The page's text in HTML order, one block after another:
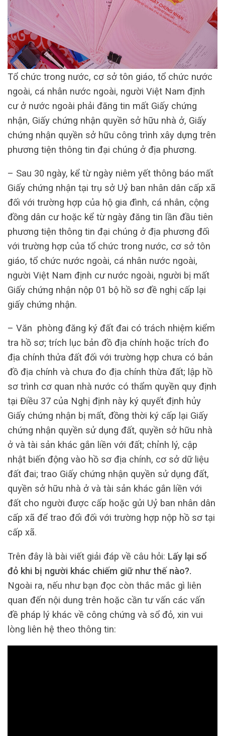
Tổ chức trong nước, cơ sở tôn giáo, tổ chức nước
ngoài, cá nhân nước ngoài, người Việt Nam định
cư ở nước ngoài phải đăng tin mất Giấy chứng
nhận, Giấy chứng nhận quyền sở hữu nhà ở, Giấy
chứng nhận quyền sở hữu công trình xây dựng trên
phương tiện thông tin đại chúng ở địa phương.
– Sau 30 ngày, kể từ ngày niêm yết thông báo mất
Giấy chứng nhận tại trụ sở Uỷ ban nhân dân cấp xã
đối với trường hợp của hộ gia đình, cá nhân, cộng
đồng dân cư hoặc kể từ ngày đăng tin lần đầu tiên
phương tiện thông tin đại chúng ở địa phương đối
với trường hợp của tổ chức trong nước, cơ sở tôn
giáo, tổ chức nước ngoài, cá nhân nước ngoài,
người Việt Nam định cư nước ngoài, người bị mất
Giấy chứng nhận nộp 01 bộ hồ sơ đề nghị cấp lại
giấy chứng nhận.
– Văn phòng đăng ký đất đai có trách nhiệm kiểm
tra hồ sơ; trích lục bản đồ địa chính hoặc trích đo
địa chính thửa đất đối với trường hợp chưa có bản
đồ địa chính và chưa đo địa chính thừa đất; lập hồ
sơ trình cơ quan nhà nước có thẩm quyền quy định
tại Điều 37 của Nghị định này ký quyết định hủy
Giấy chứng nhận bị mất, đồng thời ký cấp lại Giấy
chứng nhận quyền sử dụng đất, quyền sở hữu nhà
ở và tài sản khác gắn liền với đất; chỉnh lý, cập
nhật biến động vào hồ sơ địa chính, cơ sở dữ liệu
đất đai; trao Giấy chứng nhận quyền sử dụng đất,
quyền sở hữu nhà ở và tài sản khác gắn liền với
đất cho người được cấp hoặc gửi Uỷ ban nhân dân
cấp xã để trao đổi đối với trường hợp nộp hồ sơ tại
cấp xã.
Trên đây là bài viết giải đáp về câu hỏi: Lấy lại sổ
đỏ khi bị người khác chiếm giữ như thế nào?.
Ngoài ra, nếu như bạn đọc còn thắc mắc gì liên
quan đến nội dung trên hoặc cần tư vấn các vấn
đề pháp lý khác về công chứng và sổ đỏ, xin vui
lòng liên hệ theo thông tin: